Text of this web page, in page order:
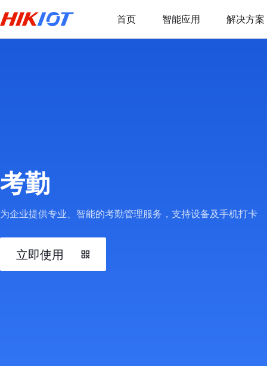
首页 智能应用 解决方案
考勤
为企业提供专业、智能的考勤管理服务，支持设备及手机打卡
立即使用